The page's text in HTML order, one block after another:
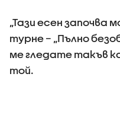
„Тази есен
турне – „Пълно
ме гледате такъв
той.